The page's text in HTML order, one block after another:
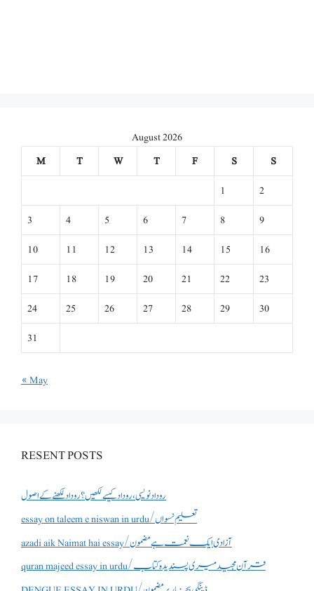
August 2026
M
T W T F S
S
1
2
3
4 5 6 7 8
9
10
11 12 13 14 15
16
17
18 19 20 21 22
23
24
25 26 27 28 29
30
31
« May
RESENT POSTS
روداد نویسی ،روداد کیسے لکھیں؟ روداد لکھنے کے اصول
essay on taleem e niswan in urdu/تعلیم نسواں
azadi aik Naimat hai essay/آزادی ایک نعمت ہے مضمون
quran majeed essay in urdu/قرآن مجید میری پسندیدہ کتاب